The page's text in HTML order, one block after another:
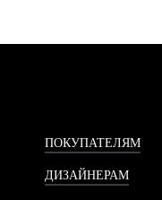
ПОКУПАТЕЛЯМ
ДИЗАЙНЕРАМ